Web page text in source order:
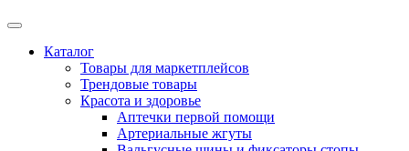
Каталог
Товары для маркетплейсов
Трендовые товары
Красота и здоровье
Аптечки первой помощи
Артериальные жгуты